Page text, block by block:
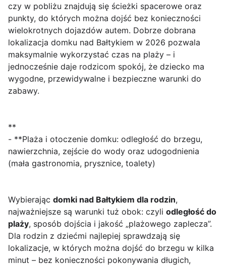
czy w pobliżu znajdują się ścieżki spacerowe oraz
punkty, do których można dojść bez konieczności
wielokrotnych dojazdów autem. Dobrze dobrana
lokalizacja domku nad Bałtykiem w 2026 pozwala
maksymalnie wykorzystać czas na plaży – i
jednocześnie daje rodzicom spokój, że dziecko ma
wygodne, przewidywalne i bezpieczne warunki do
zabawy.
**
- **Plaża i otoczenie domku: odległość do brzegu,
nawierzchnia, zejście do wody oraz udogodnienia
(mała gastronomia, prysznice, toalety)
Wybierając domki nad Bałtykiem dla rodzin,
najważniejsze są warunki tuż obok: czyli odległość do
plaży, sposób dojścia i jakość „plażowego zaplecza”.
Dla rodzin z dziećmi najlepiej sprawdzają się
lokalizacje, w których można dojść do brzegu w kilka
minut – bez konieczności pokonywania długich,